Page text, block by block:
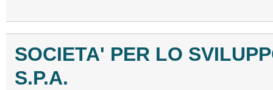
SOCIETA' PER LO
S.P.A.